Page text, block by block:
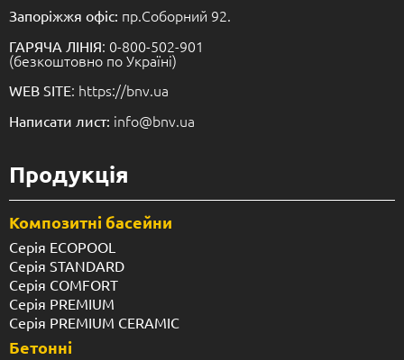
Запоріжжя офіс: пр.Соборний 92.
ГАРЯЧА ЛІНІЯ: 0-800-502-901
(безкоштовно по Україні)
WEB SITE: https://bnv.ua
Написати лист: info@bnv.ua
Продукція
Композитні басейни
Серія ECOPOOL
Серія STANDARD
Серія COMFORT
Серія PREMIUM
Серія PREMIUM CERAMIC
Бетонні